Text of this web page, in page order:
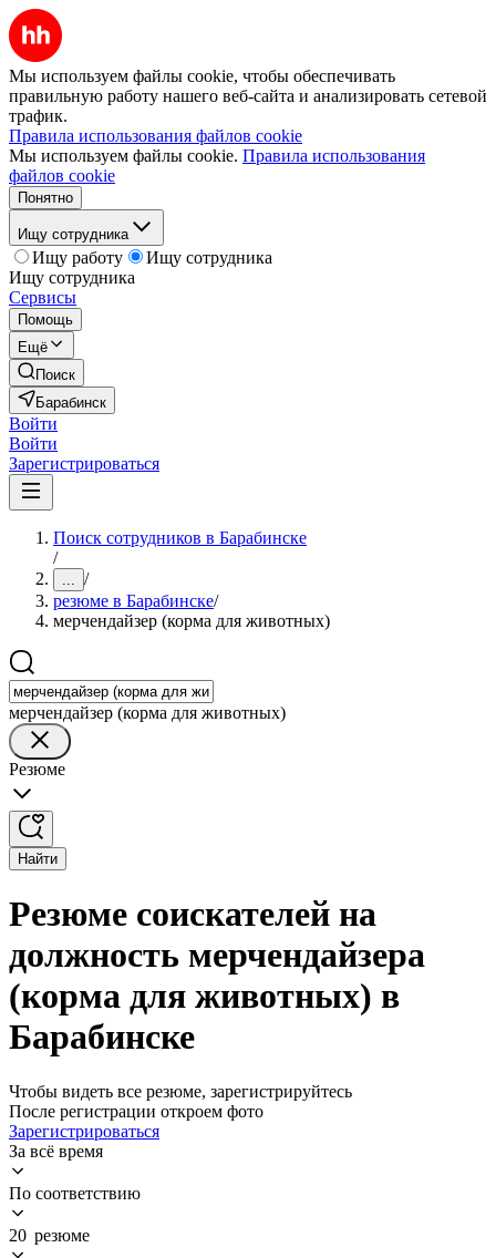
Мы используем файлы cookie, чтобы обеспечивать
правильную работу нашего веб-сайта и анализировать сетевой
трафик.
Правила использования файлов cookie
Мы используем файлы cookie. Правила использования
файлов cookie
Понятно
Ищу сотрудника
Ищу работу
Ищу сотрудника
Ищу сотрудника
Сервисы
Помощь
Ещё
Поиск
Барабинск
Войти
Войти
Зарегистрироваться
Поиск сотрудников в Барабинске
/
... /
резюме в Барабинске/
мерчендайзер (корма для животных)
мерчендайзер (корма для животных)
Резюме
Найти
Резюме соискателей на
должность мерчендайзера
(корма для животных) в
Барабинске
Чтобы видеть все резюме, зарегистрируйтесь
После регистрации откроем фото
Зарегистрироваться
За всё время
По соответствию
20 резюме